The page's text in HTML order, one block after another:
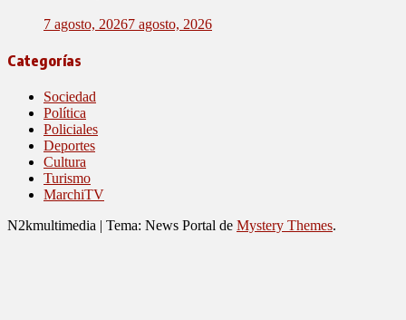
7 agosto, 20267 agosto, 2026
Categorías
Sociedad
Política
Policiales
Deportes
Cultura
Turismo
MarchiTV
N2kmultimedia | Tema: News Portal de Mystery Themes.